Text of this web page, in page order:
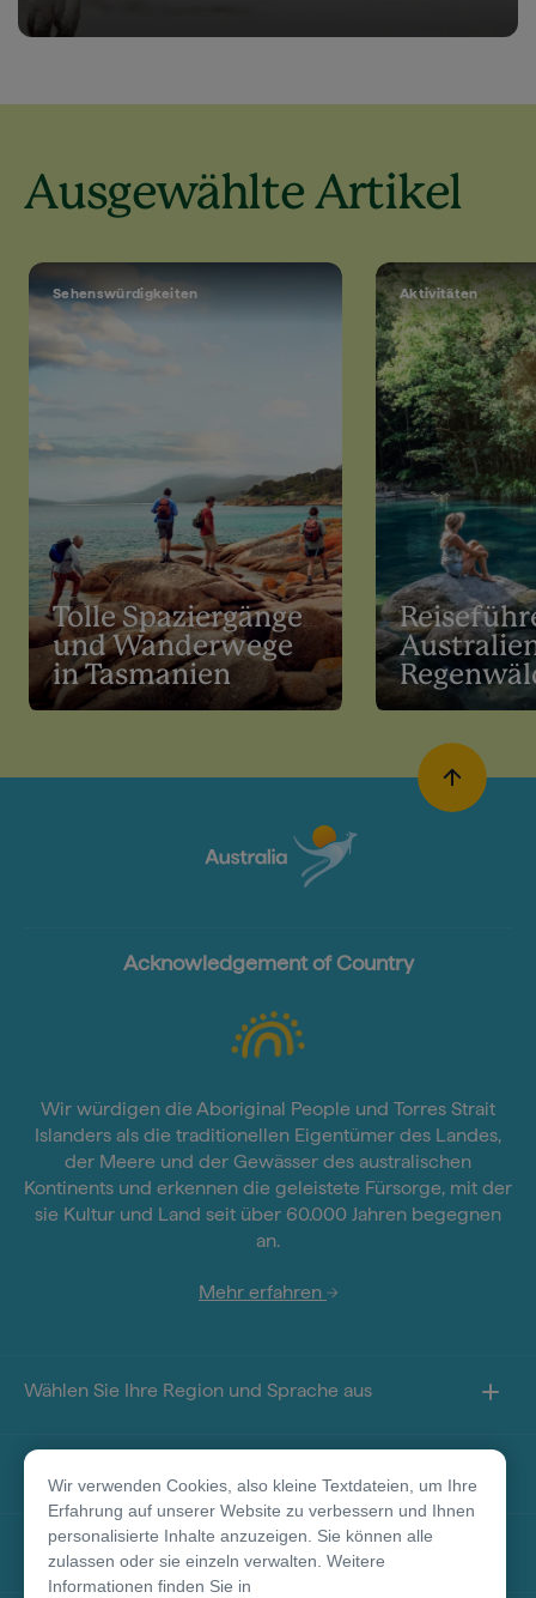
Ausgewählte Artikel
Sehenswürdigkeiten
Tolle Spaziergänge
und Wanderwege
in Tasmanien
Aktivitäten
Acknowledgement of Country
Wir würdigen die Aboriginal People und Torres Strait
Islanders als die traditionellen Eigentümer des Landes,
der Meere und der Gewässer des australischen
Kontinents und erkennen die geleistete Fürsorge, mit der
sie Kultur und Land seit über 60.000 Jahren begegnen
an.
Mehr erfahren
Wählen Sie Ihre Region und Sprache aus
Sie finden uns auf
Über diese Seite
Wir verwenden Cookies, also kleine Textdateien, um Ihre
Erfahrung auf unserer Website zu verbessern und Ihnen
personalisierte Inhalte anzuzeigen. Sie können alle
zulassen oder sie einzeln verwalten. Weitere
Informationen finden Sie in